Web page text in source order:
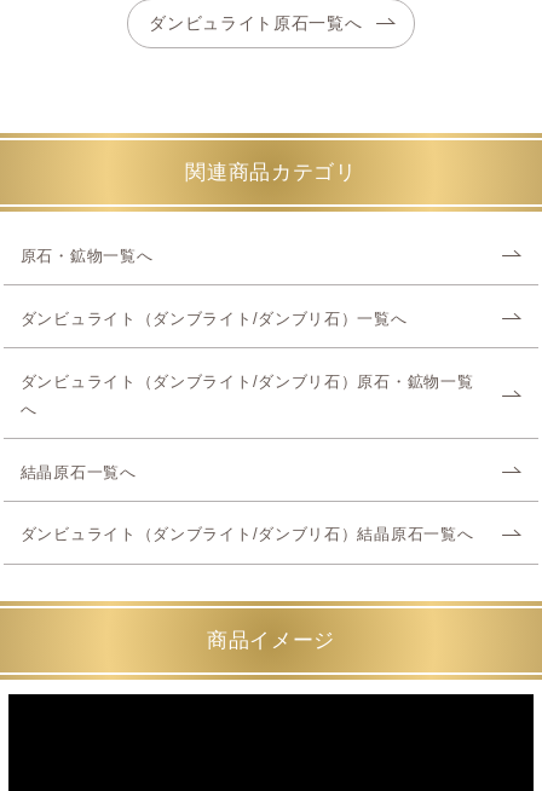
ダンビュライト原石一覧へ
関連商品カテゴリ
原石・鉱物一覧へ
ダンビュライト（ダンブライト/ダンブリ石）一覧へ
ダンビュライト（ダンブライト/ダンブリ石）原石・鉱物一覧
へ
結晶原石一覧へ
ダンビュライト（ダンブライト/ダンブリ石）結晶原石一覧へ
商品イメージ